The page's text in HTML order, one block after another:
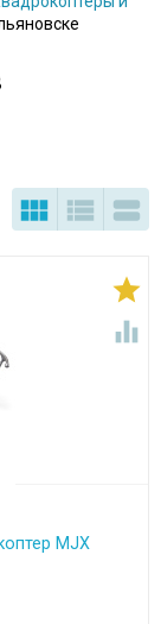
  


MJX